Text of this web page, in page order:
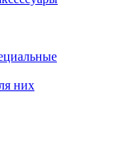
них